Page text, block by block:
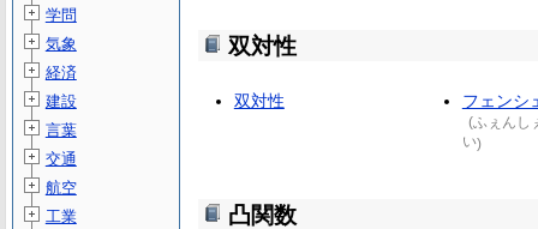
双対性
双対性 フェンシ
(ふぇんし
い)
凸関数
学問
気象
経済
建設
言葉
交通
航空
工業